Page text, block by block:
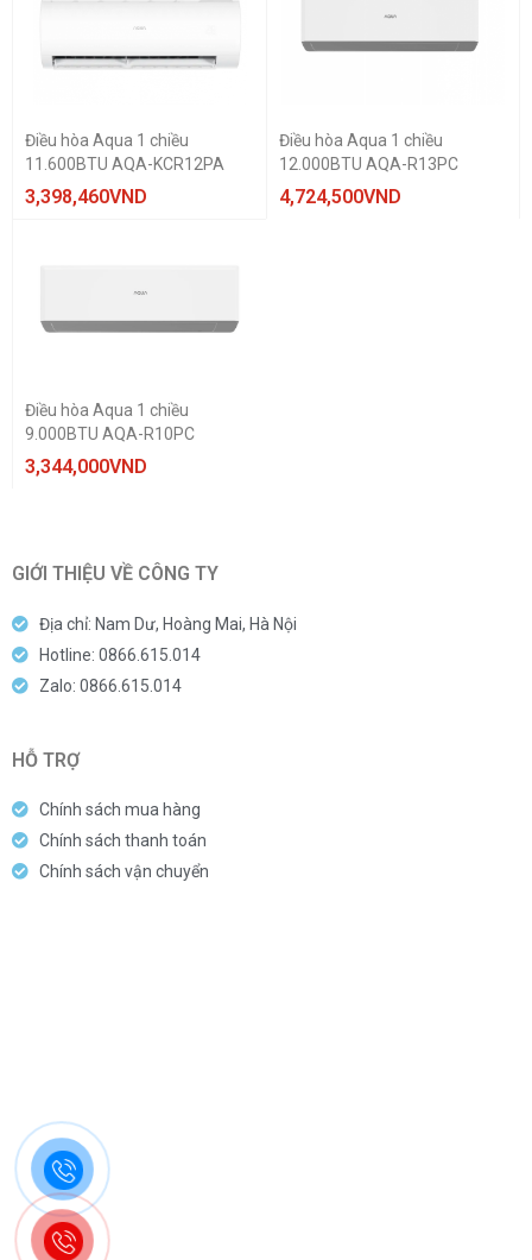
Điều hòa Aqua 1 chiều
11.600BTU AQA-KCR12PA
3,398,460VND
Điều hòa Aqua 1 chiều
12.000BTU AQA-R13PC
4,724,500VND
Điều hòa Aqua 1 chiều
9.000BTU AQA-R10PC
3,344,000VND
GIỚI THIỆU VỀ CÔNG TY
Địa chỉ: Nam Dư, Hoàng Mai, Hà Nội
Hotline: 0866.615.014
Zalo: 0866.615.014
HỖ TRỢ
Chính sách mua hàng
Chính sách thanh toán
Chính sách vận chuyển